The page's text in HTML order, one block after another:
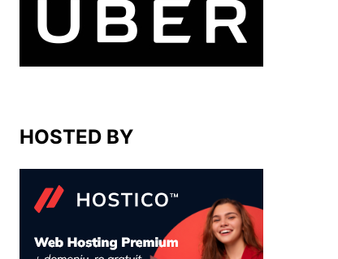
HOSTED BY